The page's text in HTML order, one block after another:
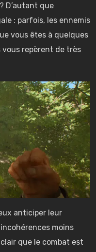
D’autant que
: parfois, les ennemis
vous êtes à quelques
repèrent de très
anticiper leur
moins
que le combat est